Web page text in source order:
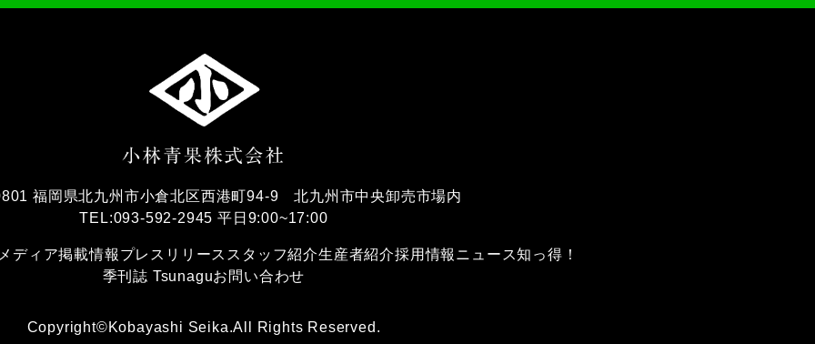
福岡県北九州市小倉北区西港町94-9北九州市中央卸売市場内
TEL:093-592-2945 平日9:00~17:00
ディア掲載情報 プレスリリース スタッフ紹介生産者紹介採用情報 ニュース知っ得！
季刊誌 Tsunaguお問い合わせ
Copyright©Kobayashi Seika.All Rights Reserved.